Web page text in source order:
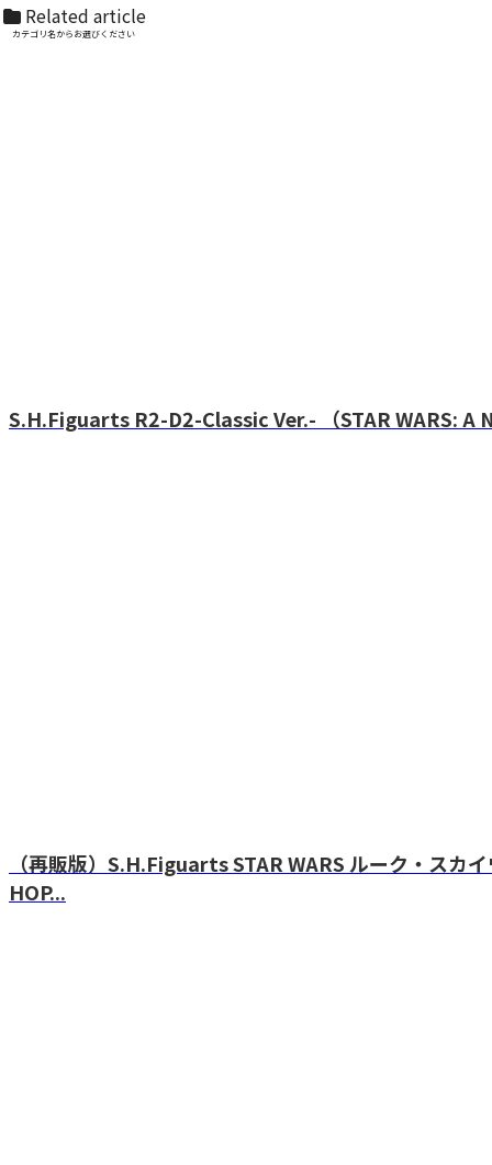
Related article
カテゴリ名からお選びください
S.H.Figuarts R2-D2-Classic Ver.- （STAR WARS: A
（再販版）S.H.Figuarts STAR WARS ルーク・スカ
HOP...